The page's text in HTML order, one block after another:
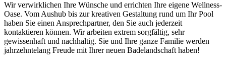
Wir verwirklichen Ihre Wünsche und errichten Ihre eigene Wellness-
Oase. Vom Aushub bis zur kreativen Gestaltung rund um Ihr Pool
haben Sie einen Ansprechpartner, den Sie auch jederzeit
kontaktieren können. Wir arbeiten extrem sorgfältig, sehr
gewissenhaft und nachhaltig. Sie und Ihre ganze Familie werden
jahrzehntelang Freude mit Ihrer neuen Badelandschaft haben!